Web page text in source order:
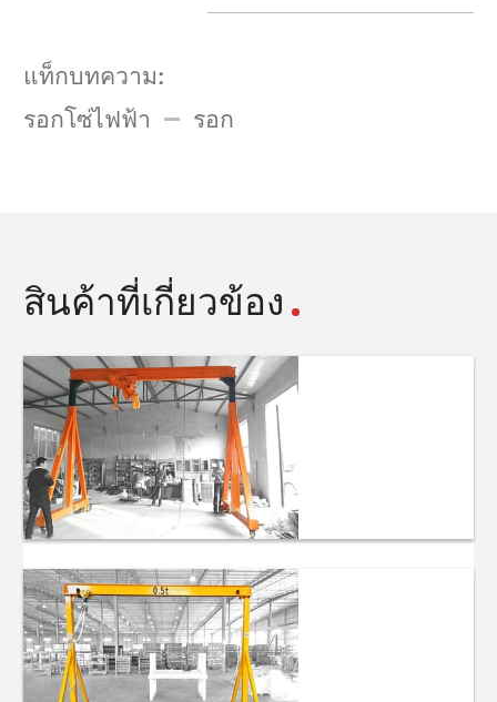
แท็กบทความ:
รอกโซ่ไฟฟ้า
รอก
สินค้าที่เกี่ยวข้อง
เครนไฟฟ้าแบบ
พกพาขนาดเล็ก
แบบพกพา